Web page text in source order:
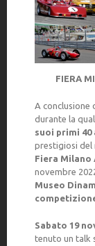
FIERA
A conclusione
durante la
suoi primi 40
prestigiosi del
Fiera Milano
novembre
Museo
Sabato 19
tenuto un talk